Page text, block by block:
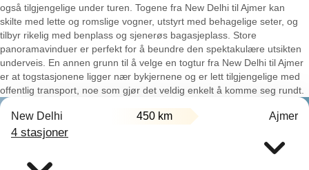
også tilgjengelige under turen. Togene fra New Delhi til Ajmer kan
skilte med lette og romslige vogner, utstyrt med behagelige seter, og
tilbyr rikelig med benplass og sjenerøs bagasjeplass. Store
panoramavinduer er perfekt for å beundre den spektakulære utsikten
underveis. En annen grunn til å velge en togtur fra New Delhi til Ajmer
er at togstasjonene ligger nær bykjernene og er lett tilgjengelige med
offentlig transport, noe som gjør det veldig enkelt å komme seg rundt.
New Delhi 450 km Ajmer
4 stasjoner